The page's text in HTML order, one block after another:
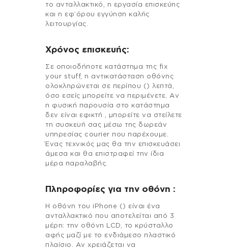
το ανταλλακτικό, η εργασία επισκεύης
και η εφ’όρου εγγύηση καλής
λειτουργίας.
Χρόνος επισκευής:
Σε οποιοδήποτε κατάστημα της fix
your stuff, η αντικατάσταση οθόνης
ολοκληρώνεται σε περίπου () λεπτά,
όσο εσείς μπορείτε να περιμένετε. Αν
η φυσική παρουσία στο κατάστημα
δεν είναι εφικτή , μπορείτε να στείλετε
τη συσκευή σας μέσω της δωρεάν
υπηρεσίας courier που παρέχουμε.
Ένας τεχνικός μας θα την επισκευάσει
άμεσα και θα επιστραφεί την ίδια
μέρα παραλαβής.
Πληροφορίες για την οθόνη :
Η οθόνη του iPhone () είναι ένα
ανταλλακτικό που αποτελείται από 3
μέρη: την οθόνη LCD, το κρύσταλλο
αφής μαζί με το ενδιάμεσο πλαστικό
πλαίσιο. Αν χρειάζεται να